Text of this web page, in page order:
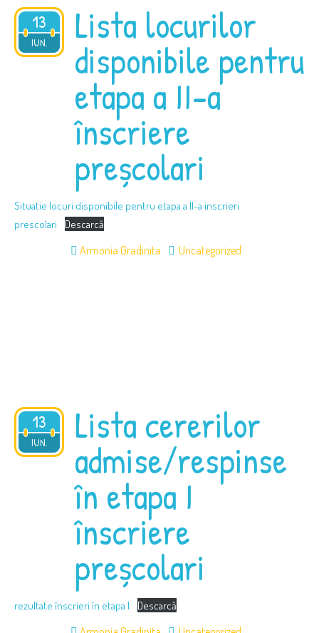
13
IUN.
2025 Lista locurilor
disponibile pentru
etapa a II-a
înscriere
preșcolari
Situatie locuri disponibile pentru etapa a II-a inscrieri
prescolari
Descarcă
Armonia Gradinita
Uncategorized
13
IUN.
2025 Lista cererilor
admise/respinse
în etapa I
înscriere
preșcolari
rezultate înscrieri în etapa I
Descarcă